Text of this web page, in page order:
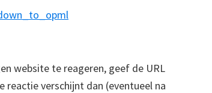
website te reageren, geef de URL
reactie verschijnt dan (eventueel na